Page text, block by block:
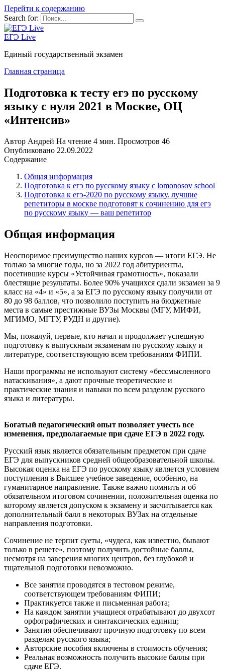
Перейти к содержанию
Search for:
ЕГЭ Live
Единый государственный экзамен
Главная страница
Подготовка к тесту егэ по русскому
языку с нуля 2021 в Москве, ОЦ
«Интенсив»
Автор Андрей На чтение 4 мин. Просмотров 46
Опубликовано 22.09.2022
Содержание
Общая информация
Подготовка к егэ по русскому языку с lomonosov school
Подготовка к егэ-2020 по русскому языку. лучшие
репетиторы в москве подготовят к сочинению для егэ
по русскому языку — ваш репетитор
Общая информация
Неоспоримое преимущество наших курсов — итоги ЕГЭ. Не
только за многие годы, но за 2022 год абитуриенты,
посетившие курсы «Устойчивая грамотность», показали
блестящие результаты. Более 90% учащихся сдали экзамен за 9
класс на «4» и «5», а за ЕГЭ по русскому языку получили от
80 до 98 баллов, что позволило поступить на бюджетные
места в самые престижные ВУЗы Москвы (МГУ, МИФИ,
МГИМО, МГТУ, РУДН и другие).
Мы, пожалуй, первые, кто начал и продолжает успешную
подготовку к выпускным экзаменам по русскому языку и
литературе, соответствующую всем требованиям ФИПИ.
Наши программы не используют систему «бессмысленного
натаскивания», а дают прочные теоретические и
практические знания и навыки по всем разделам русского
языка и литературы.
Богатый педагогический опыт позволяет учесть все
изменения, предполагаемые при сдаче ЕГЭ в 2022 году.
Русский язык является обязательным предметом при сдаче
ЕГЭ для выпускников средней общеобразовательной школы.
Высокая оценка на ЕГЭ по русскому языку является условием
поступления в Высшее учебное заведение, особенно, на
гуманитарное направление. Также важно помнить и об
обязательном итоговом сочинении, положительная оценка по
которому является допуском к экзамену и засчитывается как
дополнительный балл в некоторых ВУЗах на отдельные
направления подготовки.
Сочинение не терпит суеты, «чудеса, как известно, бывают
только в решете», поэтому получить достойные баллы,
несмотря на заверения многих центров, без глубокой и
тщательной подготовки невозможно.
Все занятия проводятся в тестовом режиме,
соответствующем требованиям ФИПИ;
Практикуется также и письменная работа;
На каждом занятии учащиеся отрабатывают до двухсот
орфографических и синтаксических единиц;
Занятия обеспечивают прочную подготовку по всем
разделам русского языка;
Авторские пособия включены в стоимость обучения;
Реальная возможность получить высокие баллы при
сдаче ЕГЭ.